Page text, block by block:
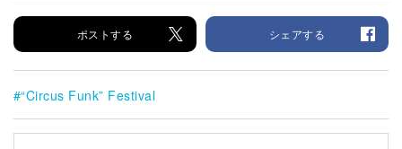
ポストする シェアする
“Circus Funk” Festival